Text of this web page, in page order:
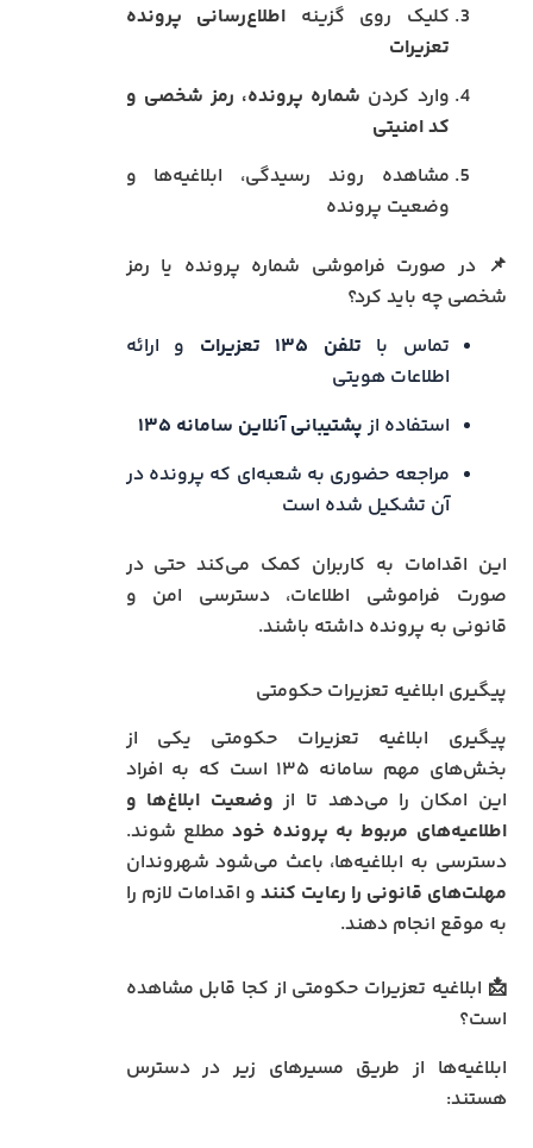
کلیک روی گزینه اطلاع‌رسانی پرونده
تعزیرات
وارد کردن شماره پرونده، رمز شخصی و
کد امنیتی
مشاهده روند رسیدگی، ابلاغیه‌ها و
وضعیت پرونده
📌 در صورت فراموشی شماره پرونده یا رمز
شخصی چه باید کرد؟
تماس با تلفن ۱۳۵ تعزیرات
و ارائه
اطلاعات هویتی
استفاده از پشتیبانی آنلاین سامانه ۱۳۵
مراجعه حضوری به شعبه‌ای که پرونده در
آن تشکیل شده است
این اقدامات به کاربران کمک می‌کند حتی در
صورت فراموشی اطلاعات، دسترسی امن و
قانونی به پرونده داشته باشند.
پیگیری ابلاغیه تعزیرات حکومتی
پیگیری ابلاغیه تعزیرات حکومتی یکی از
بخش‌های مهم سامانه ۱۳۵ است که به افراد
این امکان را می‌دهد تا از وضعیت ابلاغ‌ها و
اطلاعیه‌های مربوط به پرونده خودمطلع شوند.
دسترسی به ابلاغیه‌ها، باعث می‌شود شهروندان
مهلت‌های قانونی را رعایت کنند و اقدامات لازم را
به موقع انجام دهند.
📩 ابلاغیه تعزیرات حکومتی از کجا قابل مشاهده
است؟
ابلاغیه‌ها از طریق مسیرهای زیر در دسترس
هستند: